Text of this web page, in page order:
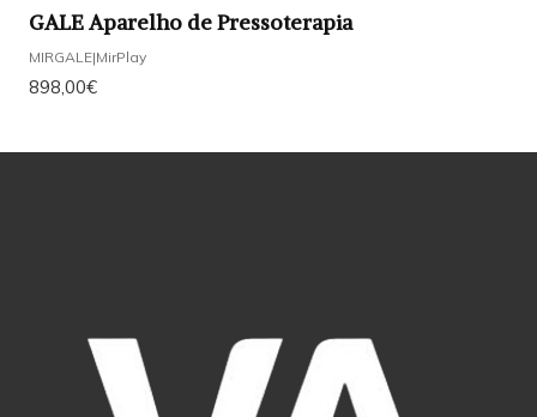
GALE Aparelho de Pressoterapia
MIRGALE|MirPlay
898,00€